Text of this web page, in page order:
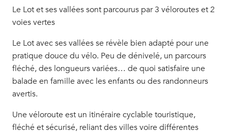
Le Lot et ses vallées sont parcourus par 3 véloroutes et 2
voies vertes
Le Lot avec ses vallées se révèle bien adapté pour une
pratique douce du vélo. Peu de dénivelé, un parcours
fléché, des longueurs variées… de quoi satisfaire une
balade en famille avec les enfants ou des randonneurs
avertis.
Une véloroute est un itinéraire cyclable touristique,
fléché et sécurisé, reliant des villes voire différentes